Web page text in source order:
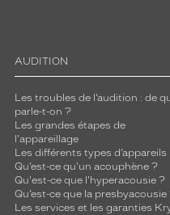
AUDITION
Les troubles de l’audition : de
parle-t-on ?
Les grandes étapes de
l'appareillage
Les différents types d’appareils
Qu’est-ce qu'un acouphène ?
Qu'est-ce que l'hyperacousie ?
Qu’est-ce que la presbyacousie
Les services et les garanties